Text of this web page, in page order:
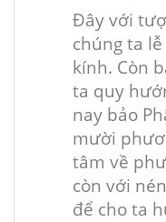
Đây với
chúng ta
kính. Còn
ta quy
nay bảo
mười
tâm về
còn với
để cho ta